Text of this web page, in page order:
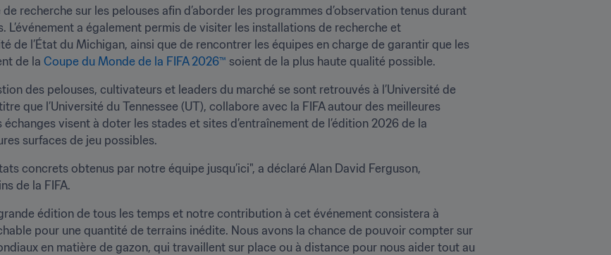
recherche sur les pelouses afin d’aborder les programmes d’observation tenus durant
L’événement a également permis de visiter les installations de recherche et
de l’État du Michigan, ainsi que de rencontrer les équipes en charge de garantir que les
de la Coupe du Monde de la FIFA 2026™ soient de la plus haute qualité possible.
des pelouses, cultivateurs et leaders du marché se sont retrouvés à l’Université de
que l’Université du Tennessee (UT), collabore avec la FIFA autour des meilleures
visent à doter les stades et sites d’entraînement de l’édition 2026 de la
surfaces de jeu possibles.
concrets obtenus par notre équipe jusqu’ici", a déclaré Alan David Ferguson,
de la FIFA.
édition de tous les temps et notre contribution à cet événement consistera à
pour une quantité de terrains inédite. Nous avons la chance de pouvoir compter sur
en matière de gazon, qui travaillent sur place ou à distance pour nous aider tout au